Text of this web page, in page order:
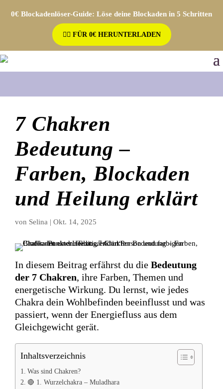
0€ Blockadenlöser-Guide: Löse deine Blockaden in 5 Schritten
👉🏼 FÜR 0€ HERUNTERLADEN
7 Chakren
Bedeutung –
Farben, Blockaden
und Heilung erklärt
von Selina | Okt. 14, 2025
In diesem Beitrag erfährst du die Bedeutung
der 7 Chakren, ihre Farben, Themen und
energetische Wirkung. Du lernst, wie jedes
Chakra dein Wohlbefinden beeinflusst und was
passiert, wenn der Energiefluss aus dem
Gleichgewicht gerät.
Inhaltsverzeichnis
Was sind Chakren?
🔴 1. Wurzelchakra – Muladhara